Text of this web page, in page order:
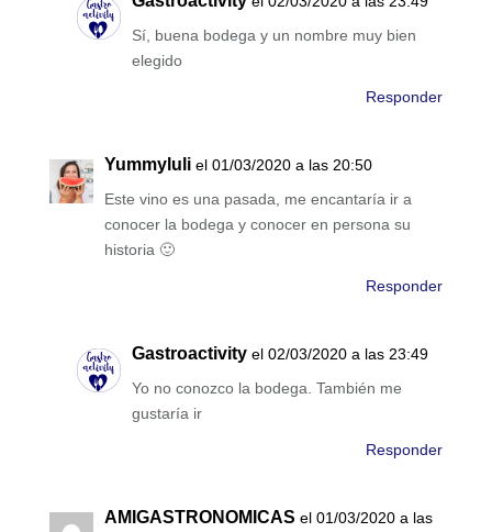
Sí, buena bodega y un nombre muy bien
elegido
Responder
Yummyluli el 01/03/2020 a las 20:50
Este vino es una pasada, me encantaría ir a
conocer la bodega y conocer en persona su
historia 🙂
Responder
Gastroactivity el 02/03/2020 a las 23:49
Yo no conozco la bodega. También me
gustaría ir
Responder
AMIGASTRONOMICAS el 01/03/2020 a las